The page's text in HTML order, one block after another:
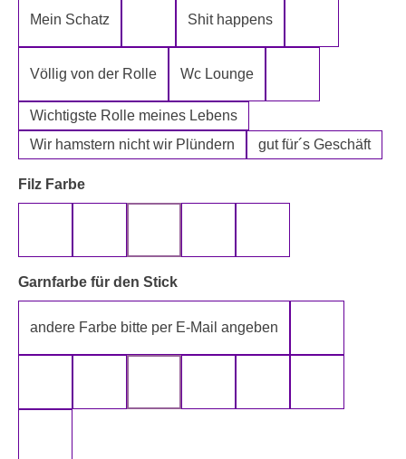
Mein Schatz
Psssst Hamster Ware
Shit happens
Völlig von der Rolle Wc Lounge
Wichtigste Rolle meines Lebens
Wir hamstern nicht wir Plündern
gut für´s Geschäft
Filz Farbeauswählen
Garnfarbe für den Stickauswählen
andere Farbe bitte per E-Mail angeben